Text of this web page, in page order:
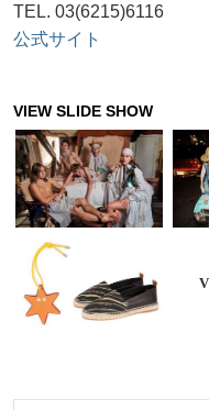
TEL. 03(6215)6116
公式サイト